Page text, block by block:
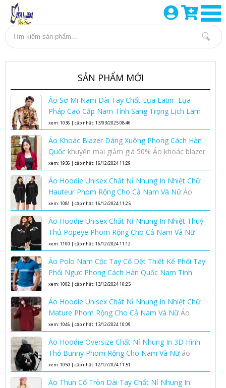
SẢN PHẨM MỚI
Áo Sơ Mi Nam Dài Tay Chất Lụa Latin- Lụa
Pháp Cao Cấp Nam Tính Sang Trọng Lịch Lãm
Áo sơ mi lụa nam cao cấp
xem: 1036 | cập nhật: 13/03/2025 08:46
Áo Khoác Blazer Dáng Xuông Phong Cách Hàn
Quốc khuyến mại giảm giá 50% Áo khoác blazer
dáng xuông phong cách Hàn Quốc nhân dịp
xem: 1936 | cập nhật: 16/12/2024 11:29
Áo Hoodie Unisex Chất Nỉ Nhung In Nhiệt Chữ
Hauteur Phom Rộng Cho Cả Nam Và NữÁo
Hoodie Unisex Chất Nỉ Nhung In Nhiệt Chữ
xem: 1081 | cập nhật: 16/12/2024 11:25
Áo Hoodie Unisex Chất Nỉ Nhung In Nhiệt Thuỷ
Thủ Popeye Phom Rộng Cho Cả Nam Và Nữ
Áo hoodie unisex phom rộng chất nỉ nhung áo
xem: 1100 | cập nhật: 16/12/2024 11:12
Áo Polo Nam Cộc Tay Cổ Dệt Thiết Kế Phối Tay
Phối Ngực Phong Cách Hàn Quốc Nam Tính
Lịch Lãmáo polo nam cộc tay cổ dệt
xem: 1002 | cập nhật: 13/12/2024 10:25
Áo Hoodie Unisex Chất Nỉ Nhung In Nhiệt Chữ
Mature Phom Rộng Cho Cả Nam Và NữÁo
hoodie unisex phom rộng chất nỉ nhung áo
xem: 1046 | cập nhật: 13/12/2024 10:09
Áo Hoodie Oversize Chất Nỉ Nhung In 3D Hình
Thỏ Bunny Phom Rộng Cho Nam Và Nữ áo
hoodie oversize nam nữ chất nỉ nhung cao cấp
xem: 1050 | cập nhật: 12/12/2024 11:51
Áo Thun Cổ Tròn Dài Tay Chất Nỉ Nhung In